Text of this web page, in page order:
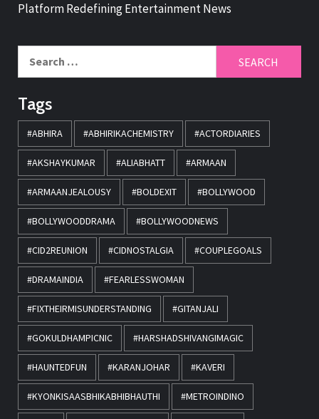
Platform Redefining Entertainment News
Tags
#ABHIRA #ABHIRIKACHEMISTRY #ACTORDIARIES
#AKSHAYKUMAR #ALIABHATT #ARMAAN
#ARMAANJEALOUSY #BOLDEXIT #BOLLYWOOD
#BOLLYWOODDRAMA #BOLLYWOODNEWS
#CID2REUNION #CIDNOSTALGIA #COUPLEGOALS
#DRAMAINDIA #FEARLESSWOMAN
#FIXTHEIRMISUNDERSTANDING #GITANJALI
#GOKULDHAMPICNIC #HARSHADSHIVANGIMAGIC
#HAUNTEDFUN #KARANJOHAR #KAVERI
#KYONKISAASBHIKABHIBHAUTHI #METROINDINO